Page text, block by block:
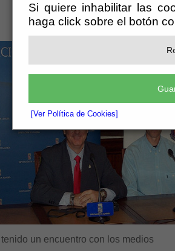
Si quiere inhabilitar las
haga click sobre el botón
[Ver Política de Cookies]
un encuentro con los medios